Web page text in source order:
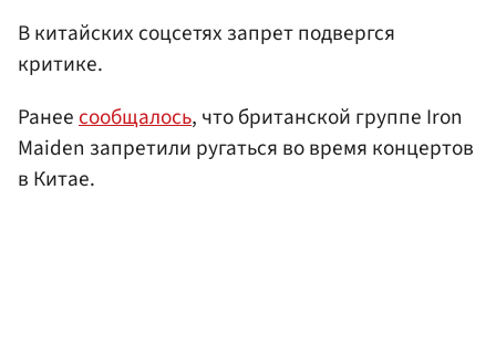
В китайских соцсетях запрет подвергся
критике.
Ранеесообщалось, что британской группе Iron
Maiden запретили ругаться во время концертов
в Китае.